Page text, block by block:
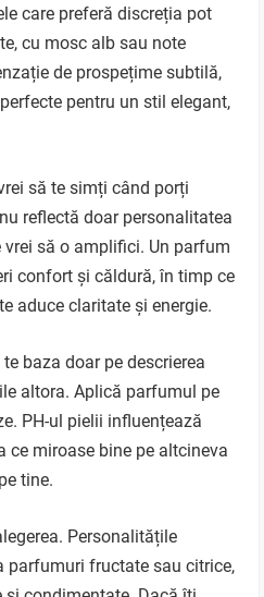
care preferă discreția pot
cu mosc alb sau note
de prospețime subtilă,
pentru un stil elegant,
să te simți când porți
reflectă doar personalitatea
să o amplifici. Un parfum
confort și căldură, în timp ce
aduce claritate și energie.
baza doar pe descrierea
altora. Aplică parfumul pe
PH-ul pielii influențează
ce miroase bine pe altcineva
tine.
Personalitățile
parfumuri fructate sau citrice,